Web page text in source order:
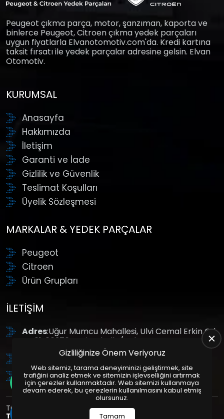
Peugeot çıkma parça, motor, şanzıman, kaporta ve
binlerce Peugeot, Citroen çıkma yedek parçaları
uygun fiyatlarla Elvanotomotiv.com'da. Kredi kartına
taksit fırsatı ile yedek parçalar adresine gelsin. Elvan
Otomotiv.
KURUMSAL
Anasayfa
Hakkımızda
İletişim
Garanti ve İade
Gizlilik ve Güvenlik
Teslimat Koşulları
Üyelik Sözleşmesi
MARKALAR & YEDEK PARÇALAR
Peugeot
Citroen
Ürün Grupları
İLETIŞIM
Adres:Uğur Mumcu Mahallesi, Ulvi Cemal Erkin Cd.
No:61, 06370 Yenimahalle/Ankara
: +90 (312) 354 8888
GSM: +90 (532) 343 4085
Tüm Hakları Saklıdır. | Bu site Us Yazılım
Tasarım
Paketleri ile Hazırlanmıştır. © 2025
Gizliliğinize Önem Veriyoruz
Web sitemiz, tarama deneyiminizi geliştirmek, site
trafiğini analiz etmek ve sitemizin işlevselliğini artırmak
için çerezler kullanmaktadır. Web sitemizi kullanmaya
devam ederek, bu çerezlerin kullanılmasını kabul etmiş
olursunuz.
Tamam